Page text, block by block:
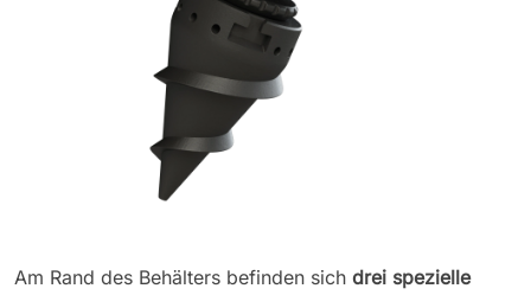
Am Rand des Behälters befinden sich drei spezielle